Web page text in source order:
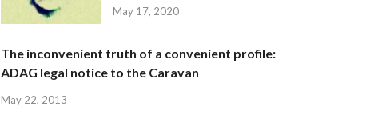
May 17, 2020
The inconvenient truth of a convenient profile:
ADAG legal notice to the Caravan
May 22, 2013